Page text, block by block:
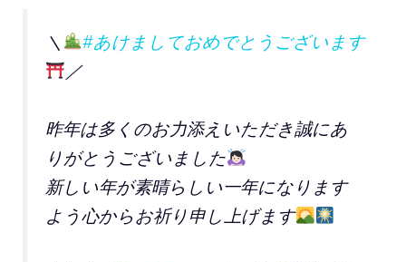
＼
#あけましておめでとうございます
／
昨年は多くのお力添えいただき誠にあ
りがとうございました
新しい年が素晴らしい一年になります
よう心からお祈り申し上げます